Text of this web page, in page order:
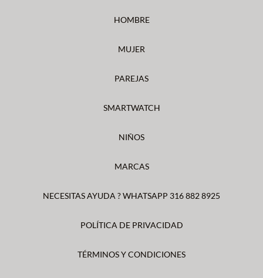
HOMBRE
MUJER
PAREJAS
SMARTWATCH
NIÑOS
MARCAS
NECESITAS AYUDA ? WHATSAPP 316 882 8925
POLÍTICA DE PRIVACIDAD
TÉRMINOS Y CONDICIONES